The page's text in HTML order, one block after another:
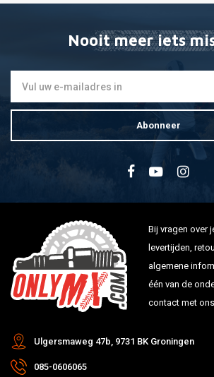
Nooit meer iets
Abonneer
Bij vragen over
levertijden,
algemene
één van de
contact met
Ulgersmaweg 47b, 9731 BK Groningen
085-0606065